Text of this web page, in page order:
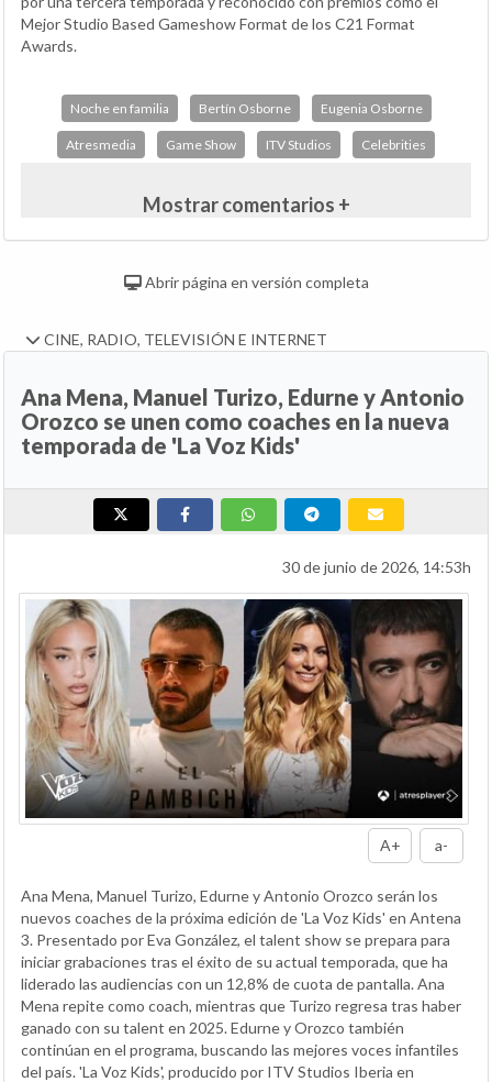
Mejor Studio Based Gameshow Format de los C21 Format
Awards.
Noche en familia Bertín Osborne Eugenia Osborne
Atresmedia Game Show ITV Studios Celebrities
Mostrar comentarios +
Abrir página en versión completa
CINE, RADIO, TELEVISIÓN E INTERNET
Ana Mena, Manuel Turizo, Edurne y Antonio
Orozco se unen como coaches en la nueva
temporada de 'La Voz Kids'
30 de junio de 2026, 14:53h
A+ a-
Ana Mena, Manuel Turizo, Edurne y Antonio Orozco serán los
nuevos coaches de la próxima edición de 'La Voz Kids' en Antena
3. Presentado por Eva González, el talent show se prepara para
iniciar grabaciones tras el éxito de su actual temporada, que ha
liderado las audiencias con un 12,8% de cuota de pantalla. Ana
Mena repite como coach, mientras que Turizo regresa tras haber
ganado con su talent en 2025. Edurne y Orozco también
continúan en el programa, buscando las mejores voces infantiles
del país. 'La Voz Kids', producido por ITV Studios Iberia en